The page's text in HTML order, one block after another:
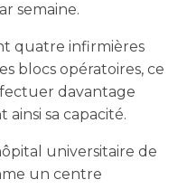
semaine.
quatre infirmières
blocs opératoires, ce
davantage
sa capacité.
universitaire de
un centre